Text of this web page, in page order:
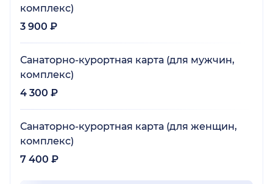
комплекс)
3 900 ₽
Санаторно-курортная карта (для мужчин,
комплекс)
4 300 ₽
Санаторно-курортная карта (для женщин,
комплекс)
7 400 ₽